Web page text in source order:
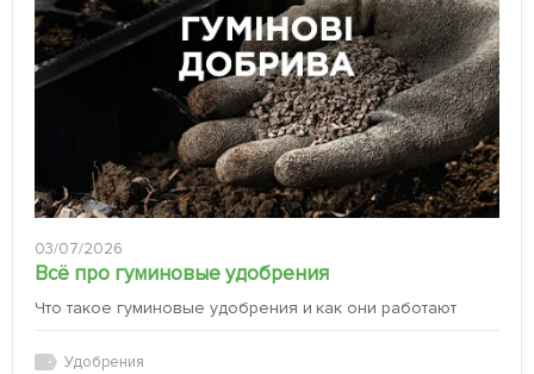
03/07/2026
Всё про гуминовые удобрения
Что такое гуминовые удобрения и как они работают
Удобрения